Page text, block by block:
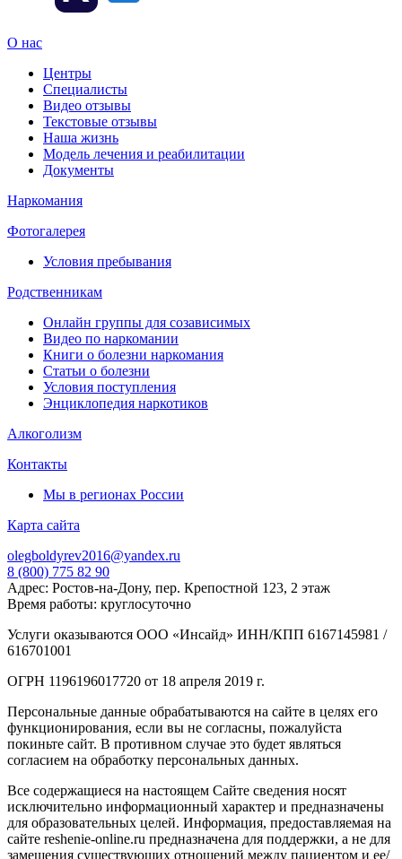
О нас
Центры
Специалисты
Видео отзывы
Текстовые отзывы
Наша жизнь
Модель лечения и реабилитации
Документы
Наркомания
Фотогалерея
Условия пребывания
Родственникам
Онлайн группы для созависимых
Видео по наркомании
Книги о болезни наркомания
Статьи о болезни
Условия поступления
Энциклопедия наркотиков
Алкоголизм
Контакты
Мы в регионах России
Карта сайта
olegboldyrev2016@yandex.ru
8 (800) 775 82 90
Адрес: Ростов-на-Дону, пер. Крепостной 123, 2 этаж
Время работы: круглосуточно
Услуги оказываются ООО «Инсайд» ИНН/КПП 6167145981 /
616701001
ОГРН 1196196017720 от 18 апреля 2019 г.
Персональные данные обрабатываются на сайте в целях его
функционирования, если вы не согласны, пожалуйста
покиньте сайт. В противном случае это будет являться
согласием на обработку персональных данных.
Все содержащиеся на настоящем Сайте сведения носят
исключительно информационный характер и предназначены
для образовательных целей. Информация, предоставляемая на
сайте reshenie-online.ru предназначена для поддержки, а не для
замещения существующих отношений между пациентом и ее/